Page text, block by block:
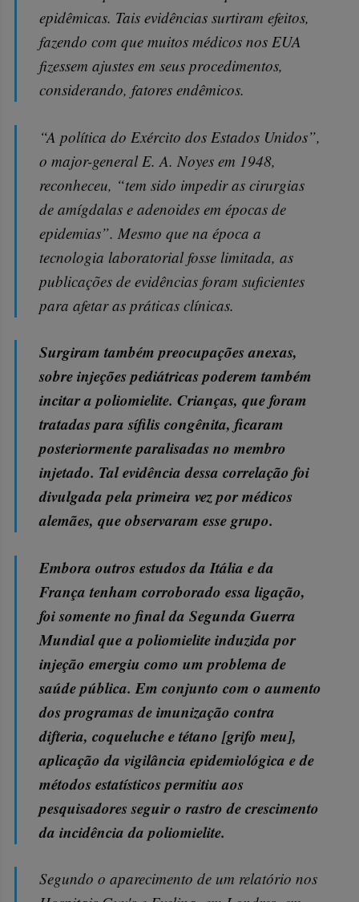
epidêmicas. Tais evidências surtiram efeitos,
fazendo com que muitos médicos nos EUA
fizessem ajustes em seus procedimentos,
considerando, fatores endêmicos.
“A política do Exército dos Estados Unidos”,
o major-general E. A. Noyes em 1948,
reconheceu, “tem sido impedir as cirurgias
de amígdalas e adenoides em épocas de
epidemias”. Mesmo que na época a
tecnologia laboratorial fosse limitada, as
publicações de evidências foram suficientes
para afetar as práticas clínicas.
Surgiram também preocupações anexas,
sobre injeções pediátricas poderem também
incitar a poliomielite. Crianças, que foram
tratadas para sífilis congênita, ficaram
posteriormente paralisadas no membro
injetado. Tal evidência dessa correlação foi
divulgada pela primeira vez por médicos
alemães, que observaram esse grupo.
Embora outros estudos da Itália e da
França tenham corroborado essa ligação,
foi somente no final da Segunda Guerra
Mundial que a poliomielite induzida por
injeção emergiu como um problema de
saúde pública. Em conjunto com o aumento
dos programas de imunização contra
difteria, coqueluche e tétano [grifo meu],
aplicação da vigilância epidemiológica e de
métodos estatísticos permitiu aos
pesquisadores seguir o rastro de crescimento
da incidência da poliomielite.
Segundo o aparecimento de um relatório nos